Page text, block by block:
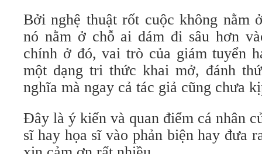
Bởi nghệ thuật rốt cuộc không nằm
nó nằm ở chỗ ai dám đi sâu hơn
chính ở đó, vai trò của giám tuyển
một dạng tri thức khai mở, đánh
nghĩa mà ngay cả tác giả cũng chưa
Đây là ý kiến và quan điểm cá nhân
sĩ hay họa sĩ vào phản biện hay đưa